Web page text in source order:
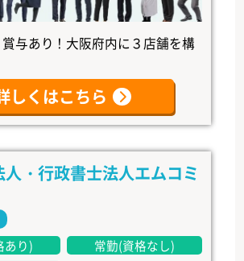
与あり！大阪府内に３店舗を構
しくはこちら
・行政書士法人エムコミ
あり)
常勤(資格なし)